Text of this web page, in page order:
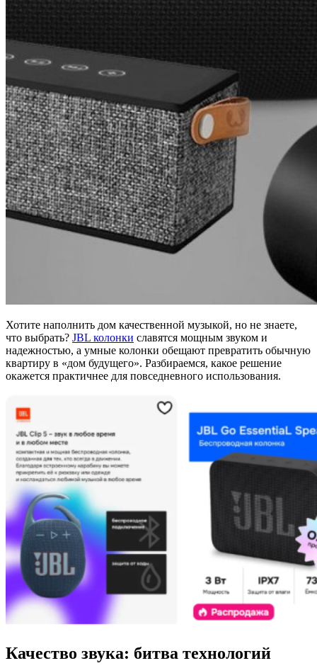
Хотите наполнить дом качественной музыкой, но не знаете,
что выбрать? JBL колонки славятся мощным звуком и
надежностью, а умные колонки обещают превратить обычную
квартиру в «дом будущего». Разбираемся, какое решение
окажется практичнее для повседневного использования.
Качество звука: битва технологий